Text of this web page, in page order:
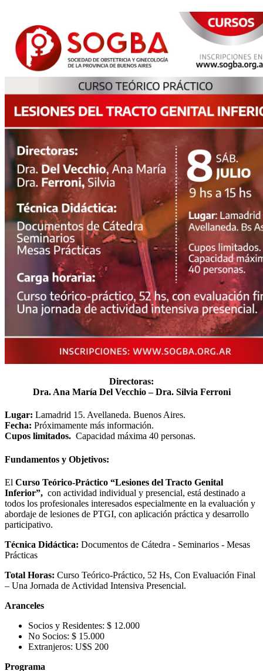
Directoras:
Dra. Ana María Del Vecchio – Dra. Silvia Ferroni
Lugar: Lamadrid 15. Avellaneda. Buenos Aires.
Fecha: Próximamente más información.
Cupos limitados. Capacidad máxima 40 personas.
Fundamentos y Objetivos:
El Curso Teórico-Práctico “Lesiones del Tracto Genital
Inferior”, con actividad individual y presencial, está destinado a
todos los profesionales interesados especialmente en la evaluación y
abordaje de lesiones de PTGI, con aplicación práctica y desarrollo
participativo.
Técnica Didáctica: Documentos de Cátedra - Seminarios - Mesas
Prácticas
Total Horas: Curso Teórico-Práctico, 52 Hs, Con Evaluación Final
– Una Jornada de Actividad Intensiva Presencial.
Aranceles
Socios y Residentes: $ 12.000
No Socios: $ 15.000
Extranjeros: U$S 200
Programa